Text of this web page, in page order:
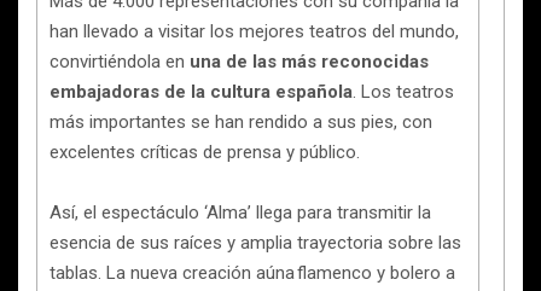
han llevado a visitar los mejores teatros del mundo,
convirtiéndola en una de las más reconocidas
embajadoras de la cultura española. Los teatros
más importantes se han rendido a sus pies, con
excelentes críticas de prensa y público.
Así, el espectáculo ‘Alma’ llega para transmitir la
esencia de sus raíces y amplia trayectoria sobre las
tablas. La nueva creación aúna flamenco y bolero a